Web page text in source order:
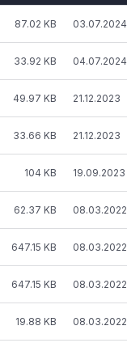
87.02 KB 03.07.2024
33.92 KB 04.07.2024
49.97 KB 21.12.2023
33.66 KB 21.12.2023
104 KB 19.09.2023
62.37 KB 08.03.2022
647.15 KB 08.03.2022
647.15 KB 08.03.2022
19.88 KB 08.03.2022